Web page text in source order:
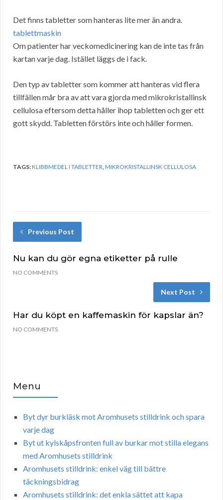
Det finns tabletter som hanteras lite mer än andra.
tablettmaskin
Om patienter har veckomedicinering kan de inte tas från
kartan varje dag. Istället läggs de i fack.
Den typ av tabletter som kommer att hanteras vid flera
tillfällen mår bra av att vara gjorda med mikrokristallinsk
cellulosa eftersom detta håller ihop tabletten och ger ett
gott skydd. Tabletten förstörs inte och håller formen.
TAGS:KLIBBMEDEL I TABLETTER,MIKROKRISTALLINSK CELLULOSA
Previous Post
Nu kan du gör egna etiketter på rulle
NO COMMENTS
Next Post
Har du köpt en kaffemaskin för kapslar än?
NO COMMENTS
Menu
Byt dyr burkläsk mot Aromhusets stilldrink och spara
varje dag
Byt ut kylskåpsfronten full av burkar mot stilla elegans
med Aromhusets stilldrink
Aromhusets stilldrink: enkel väg till bättre
täckningsbidrag
Aromhusets stilldrink: det enkla sättet att kapa